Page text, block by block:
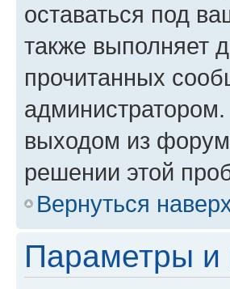
оставаться под
также выполняет
прочитанных
выходом из
решении этой
Вернуться
Параметры и